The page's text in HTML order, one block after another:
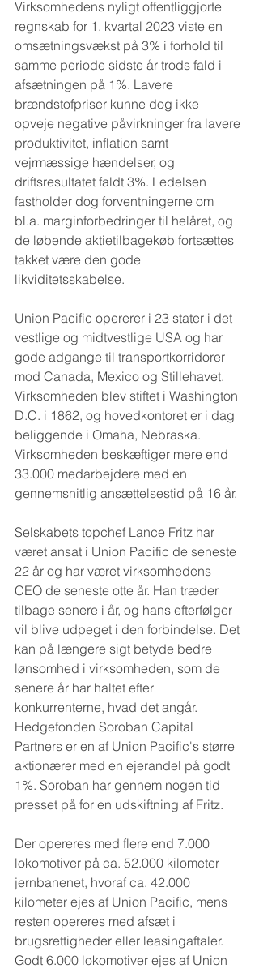
Virksomhedens nyligt offentliggjorte
regnskab for 1. kvartal 2023 viste en
omsætningsvækst på 3% i forhold til
samme periode sidste år trods fald i
afsætningen på 1%. Lavere
brændstofpriser kunne dog ikke
opveje negative påvirkninger fra lavere
produktivitet, inflation samt
vejrmæssige hændelser, og
driftsresultatet faldt 3%. Ledelsen
fastholder dog forventningerne om
bl.a. marginforbedringer til helåret, og
de løbende aktietilbagekøb fortsættes
takket være den gode
likviditetsskabelse.
Union Pacific opererer i 23 stater i det
vestlige og midtvestlige USA og har
gode adgange til transportkorridorer
mod Canada, Mexico og Stillehavet.
Virksomheden blev stiftet i Washington
D.C. i 1862, og hovedkontoret er i dag
beliggende i Omaha, Nebraska.
Virksomheden beskæftiger mere end
33.000 medarbejdere med en
gennemsnitlig ansættelsestid på 16 år.
Selskabets topchef Lance Fritz har
været ansat i Union Pacific de seneste
22 år og har været virksomhedens
CEO de seneste otte år. Han træder
tilbage senere i år, og hans efterfølger
vil blive udpeget i den forbindelse. Det
kan på længere sigt betyde bedre
lønsomhed i virksomheden, som de
senere år har haltet efter
konkurrenterne, hvad det angår.
Hedgefonden Soroban Capital
Partners er en af Union Pacific's større
aktionærer med en ejerandel på godt
1%. Soroban har gennem nogen tid
presset på for en udskiftning af Fritz.
Der opereres med flere end 7.000
lokomotiver på ca. 52.000 kilometer
jernbanenet, hvoraf ca. 42.000
kilometer ejes af Union Pacific, mens
resten opereres med afsæt i
brugsrettigheder eller leasingaftaler.
Godt 6.000 lokomotiver ejes af Union